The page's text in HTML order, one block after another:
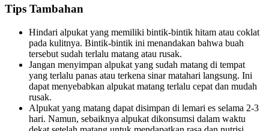
Tips Tambahan
Hindari alpukat yang memiliki bintik-bintik hitam atau coklat
pada kulitnya. Bintik-bintik ini menandakan bahwa buah
tersebut sudah terlalu matang atau rusak.
Jangan menyimpan alpukat yang sudah matang di tempat
yang terlalu panas atau terkena sinar matahari langsung. Ini
dapat menyebabkan alpukat matang terlalu cepat dan mudah
rusak.
Alpukat yang matang dapat disimpan di lemari es selama 2-3
hari. Namun, sebaiknya alpukat dikonsumsi dalam waktu